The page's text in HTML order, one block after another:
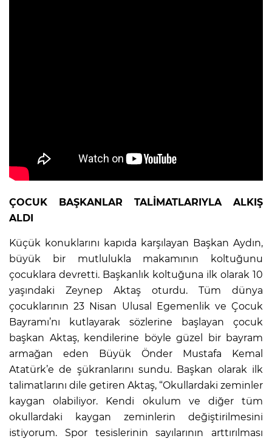
ÇOCUK BAŞKANLAR TALİMATLARIYLA ALKIŞ
ALDI
Küçük konuklarını kapıda karşılayan Başkan Aydın,
büyük bir mutlulukla makamının koltuğunu
çocuklara devretti. Başkanlık koltuğuna ilk olarak 10
yaşındaki Zeynep Aktaş oturdu. Tüm dünya
çocuklarının 23 Nisan Ulusal Egemenlik ve Çocuk
Bayramı’nı kutlayarak sözlerine başlayan çocuk
başkan Aktaş, kendilerine böyle güzel bir bayram
armağan eden Büyük Önder Mustafa Kemal
Atatürk’e de şükranlarını sundu. Başkan olarak ilk
talimatlarını dile getiren Aktaş, “Okullardaki zeminler
kaygan olabiliyor. Kendi okulum ve diğer tüm
okullardaki kaygan zeminlerin değiştirilmesini
istiyorum. Spor tesislerinin sayılarının arttırılması